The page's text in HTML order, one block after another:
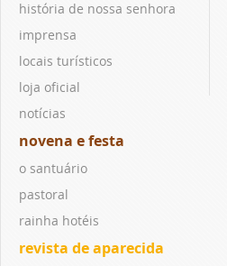
história de nossa senhora
imprensa
locais turísticos
loja oficial
notícias
novena e festa
o santuário
pastoral
rainha hotéis
revista de aparecida